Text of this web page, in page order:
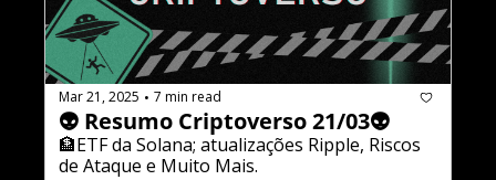
Mar 21, 2025 • 7 min read
👽 Resumo Criptoverso 21/03👽
🏦ETF da Solana; atualizações Ripple, Riscos
de Ataque e Muito Mais.